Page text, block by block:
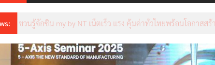
ชวนรู้จักซิม my by NT เน็ตเร็ว แรง คุ้มค่าทั่วไทยพร้อมโอกาสส